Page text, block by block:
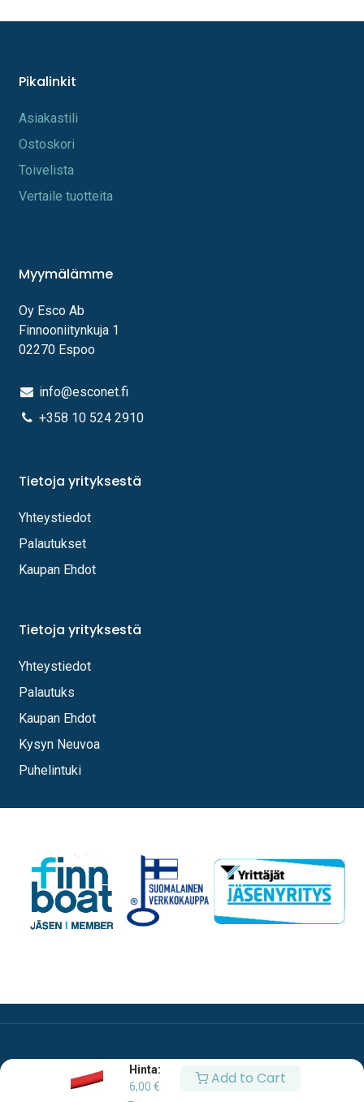
Hinta:
6,00 € Add to Cart
Pikalinkit
A​s​iakastili
Os​toskori
Toi​velista
Vertaile tuotteita
Myymälämme
Oy Esco Ab
Finnooniitynkuja 1
02270 Espoo
info@esconet.fi
+358 10 524 2910
Tietoja yrityksestä
Yhteystiedot
Palautukset
Kaupan Ehdot
Tietoja yrityksestä
Yhteystiedot
Palautuks
Kaupan Ehdot
Kysyn Neuvoa
Puhelintuki